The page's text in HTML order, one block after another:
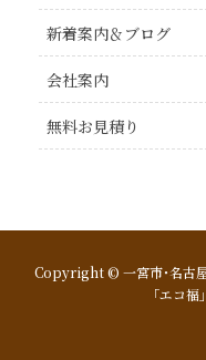
新着案内＆ブログ
会社案内
無料お見積り
Copyright © 一宮市･名古屋
「エコ